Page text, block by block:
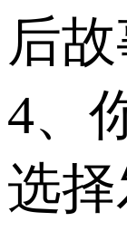
后故
4、
选择